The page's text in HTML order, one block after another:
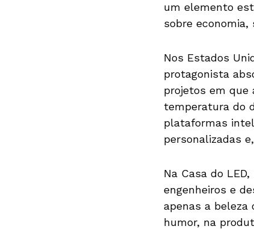
um elemento
sobre
Nos Estados
protagonista
projetos em que
temperatura do
plataformas
personalizadas
Na Casa do
engenheiros e
apenas a
humor, na